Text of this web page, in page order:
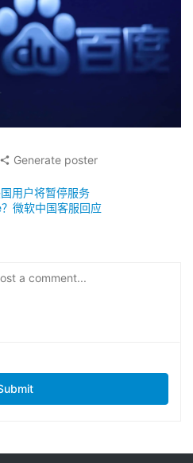
Generate poster
用户将暂停服务
微软中国客服回应
a comment...